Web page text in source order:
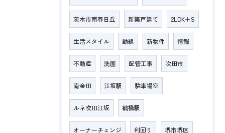
茨木市南春日丘 新築戸建て 2LDK＋S
生活スタイル 動線 新物件 情報
不動産 洗面 配管工事 吹田市
南金田 江坂駅 駐車場空
ルネ吹田江坂 鶴橋駅
オーナーチェンジ 利回り 堺市堺区